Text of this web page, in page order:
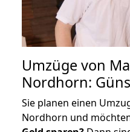
Umzüge von
Nordhorn:
Sie planen einen
Nordhorn und